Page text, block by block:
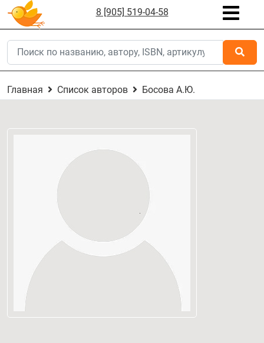
8 [905] 519-04-58
Главная Список авторов Босова А.Ю.